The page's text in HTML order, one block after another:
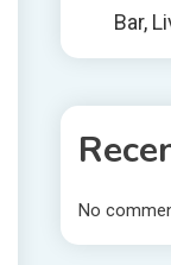
Bar,
No